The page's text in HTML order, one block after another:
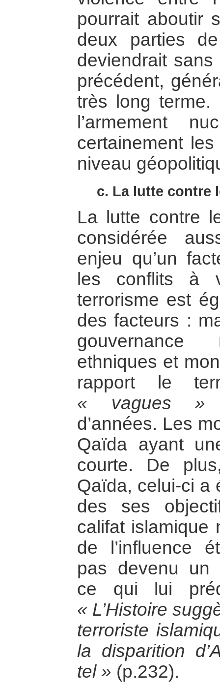
pourrait aboutir
deux parties
deviendrait
précédent,
très long terme.
l’armement
certainement
niveau
c. La lutte contre
La lutte contre
considérée
enjeu qu’un
les conflits à
terrorisme est
des facteurs :
gouvernance
ethniques et
rapport le
« vagues »
d’années. Les
Qaïda ayant
courte. De
Qaïda, celui-ci a
des ses
califat islamique
de l’influence
pas devenu un
ce qui lui
« L’Histoire
terroriste
la disparition
tel » (p.232).